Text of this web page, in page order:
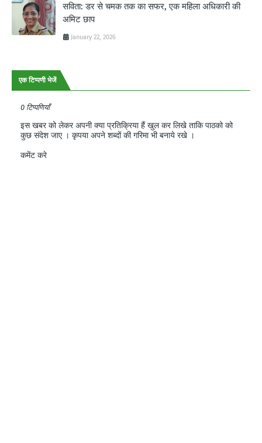
सविता: डर से चमक तक का सफर, एक महिला अधिकारी की
अमिट छाप
January 22, 2026
एक टिप्पणी भेजें
0 टिप्पणियाँ
इस खबर को लेकर अपनी क्या प्रतिक्रिया हैं खुल कर लिखे ताकि पाठको को
कुछ संदेश जाए । कृपया अपने शब्दों की गरिमा भी बनाये रखे ।
कमेंट करे